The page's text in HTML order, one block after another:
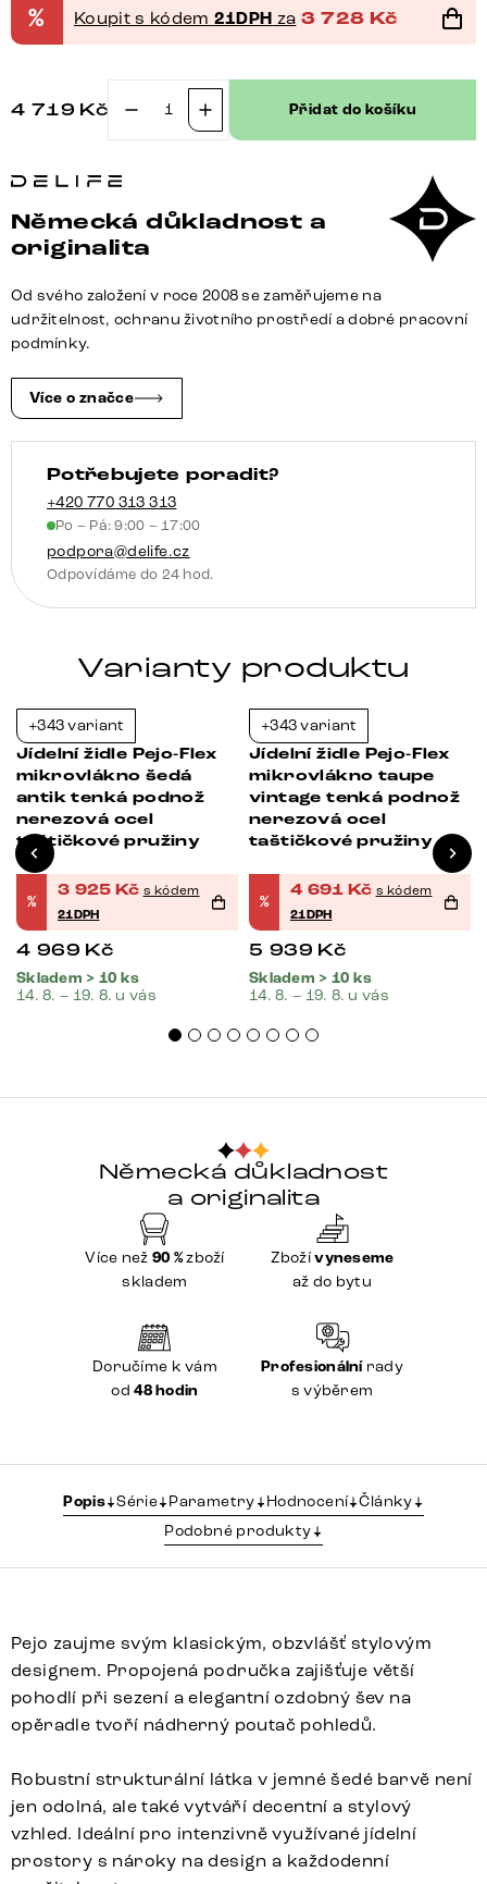
% Koupit s kódem 21DPH za 3 728 Kč
4 719 Kč
Pejo-
tkanina
Měkký
šedá
jídelní
černá
taštičkové
pružiny
množství
Přidat do košíku
Německá důkladnost a
originalita
Od svého založení v roce 2008 se zaměřujeme na
udržitelnost, ochranu životního prostředí a dobré pracovní
podmínky.
Více o značce
Potřebujete poradit?
+420 770 313 313
Po – Pá: 9:00 – 17:00
podpora@delife.cz
Odpovídáme do 24 hod.
Varianty produktu
+343 variant
Jídelní židle Pejo-Flex
mikrovlákno šedá
antik tenká podnož
nerezová ocel
taštičkové pružiny
%
3 925 Kč s kódem
21DPH
4 969 Kč
Skladem > 10 ks
14. 8. – 19. 8. u vás
+343 variant
Jídelní židle Pejo-Flex
mikrovlákno taupe
vintage tenká podnož
nerezová ocel
taštičkové pružiny
%
4 691 Kč s kódem
21DPH
5 939 Kč
Skladem > 10 ks
14. 8. – 19. 8. u vás
Německá důkladnost
a originalita
Více než 90 %zboží
skladem
Zbožívyneseme
až do bytu
Doručíme k vám
od48 hodin
Profesionálnírady
s výběrem
Popis Série Parametry Hodnocení Články
Podobné produkty
Pejo zaujme svým klasickým, obzvlášť stylovým
designem. Propojená područka zajišťuje větší
pohodlí při sezení a elegantní ozdobný šev na
opěradle tvoří nádherný poutač pohledů.
Robustní strukturální látka v jemné šedé barvě není
jen odolná, ale také vytváří decentní a stylový
vzhled. Ideální pro intenzivně využívané jídelní
prostory s nároky na design a každodenní